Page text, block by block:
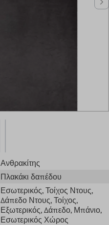
Ανθρακίτης
Πλακάκι δαπέδου
Εσωτερικός, Τοίχος Ντους,
Δάπεδο Ντους, Τοίχος,
Εξωτερικός, Δάπεδο, Μπάνιο,
Εσωτερικός Χώρος